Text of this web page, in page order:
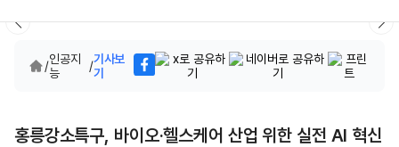
/인공지
능
/기사보
기
홍릉강소특구, 바이오·헬스케어 산업 위한 실전 AI 혁신